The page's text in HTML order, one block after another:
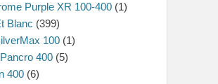
Purple XR 100-400 (1)
Blanc (399)
100 (1)
400 (5)
400 (6)